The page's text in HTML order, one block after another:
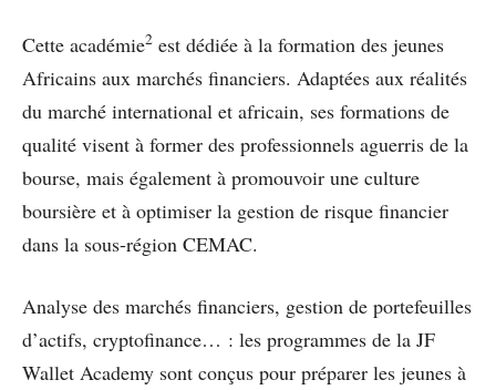
Cette académie2 est dédiée à la formation des jeunes
Africains aux marchés financiers. Adaptées aux réalités
du marché international et africain, ses formations de
qualité visent à former des professionnels aguerris de la
bourse, mais également à promouvoir une culture
boursière et à optimiser la gestion de risque financier
dans la sous-région CEMAC.
Analyse des marchés financiers, gestion de portefeuilles
d’actifs, cryptofinance… : les programmes de la JF
Wallet Academy sont conçus pour préparer les jeunes à